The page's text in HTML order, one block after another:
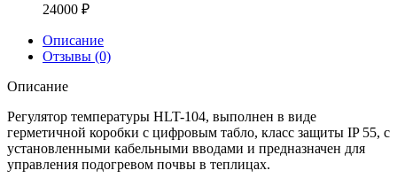
24000 ₽
Описание
Отзывы (0)
Описание
Регулятор температуры HLT-104, выполнен в виде
герметичной коробки с цифровым табло, класс защиты IP 55, с
установленными кабельными вводами и предназначен для
управления подогревом почвы в теплицах.